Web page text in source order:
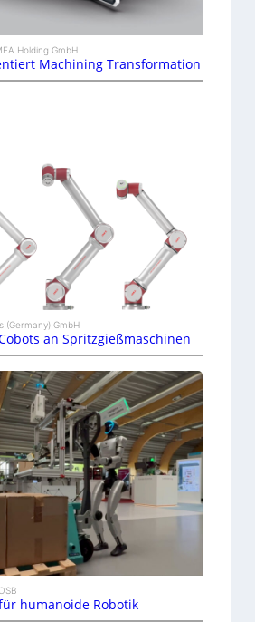
Holding GmbH
Machining Transformation
(Germany) GmbH
an Spritzgießmaschinen
humanoide Robotik